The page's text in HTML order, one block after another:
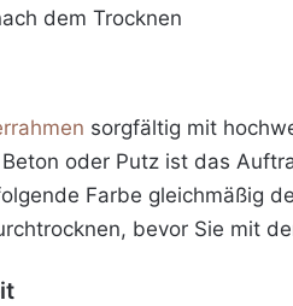
dem Trocknen
sorgfältig mit
oder Putz ist das
Farbe gleichmäßig
bevor Sie mit